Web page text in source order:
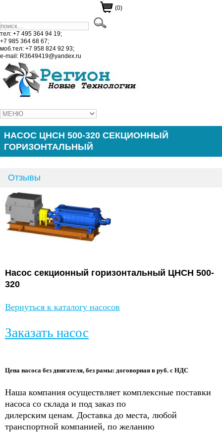
(0)
тел: +7 495 364 94 19;
+7 985 364 68 67;
моб.тел: +7 958 824 92 93;
e-mail: R3649419@yandex.ru
НАСОС ЦНСН 500-320 СЕКЦИОННЫЙ
ГОРИЗОНТАЛЬНЫЙ
Отзывы
Насос секционный горизонтальный ЦНСН 500-
320
Вернуться к каталогу насосов
Заказать насос
Цена насоса без двигателя, без рамы: договорная в руб. с НДС
Наша компания осуществляет комплексные поставки
насоса со склада и под заказ по
дилерским ценам. Доставка до места, любой
транспортной компанией, по желанию